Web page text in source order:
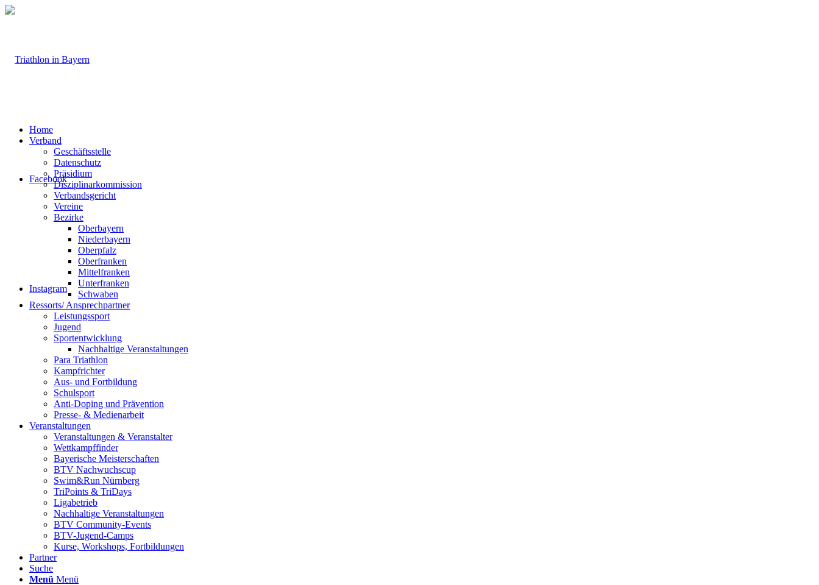
Facebook
Instagram
Home
Verband
Geschäftsstelle
Datenschutz
Präsidium
Disziplinarkommission
Verbandsgericht
Vereine
Bezirke
Oberbayern
Niederbayern
Oberpfalz
Oberfranken
Mittelfranken
Unterfranken
Schwaben
Ressorts/ Ansprechpartner
Leistungssport
Jugend
Sportentwicklung
Nachhaltige Veranstaltungen
Para Triathlon
Kampfrichter
Aus- und Fortbildung
Schulsport
Anti-Doping und Prävention
Presse- & Medienarbeit
Veranstaltungen
Veranstaltungen & Veranstalter
Wettkampffinder
Bayerische Meisterschaften
BTV Nachwuchscup
Swim&Run Nürnberg
TriPoints & TriDays
Ligabetrieb
Nachhaltige Veranstaltungen
BTV Community-Events
BTV-Jugend-Camps
Kurse, Workshops, Fortbildungen
Partner
Suche
Menü Menü